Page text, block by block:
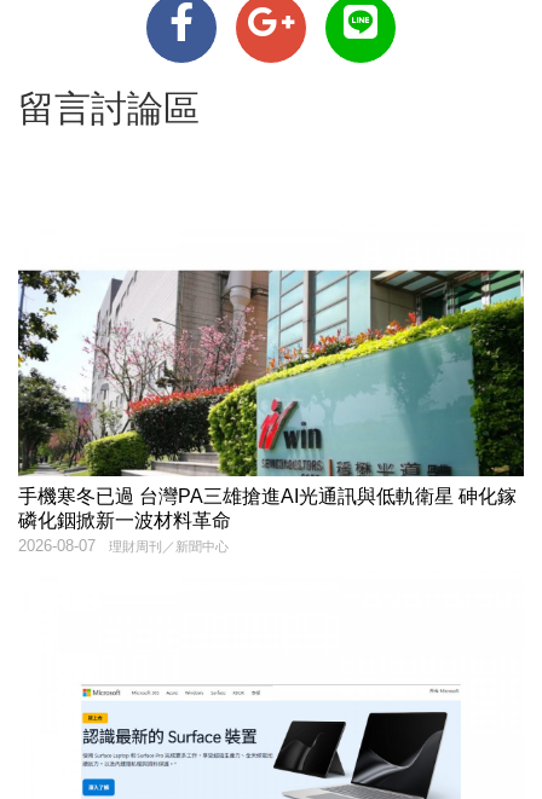
留言討論區
手機寒冬已過 台灣PA三雄搶進AI光通訊與低軌衛星 砷化鎵
磷化銦掀新一波材料革命
理財周刊／新聞中心
2026-08-07